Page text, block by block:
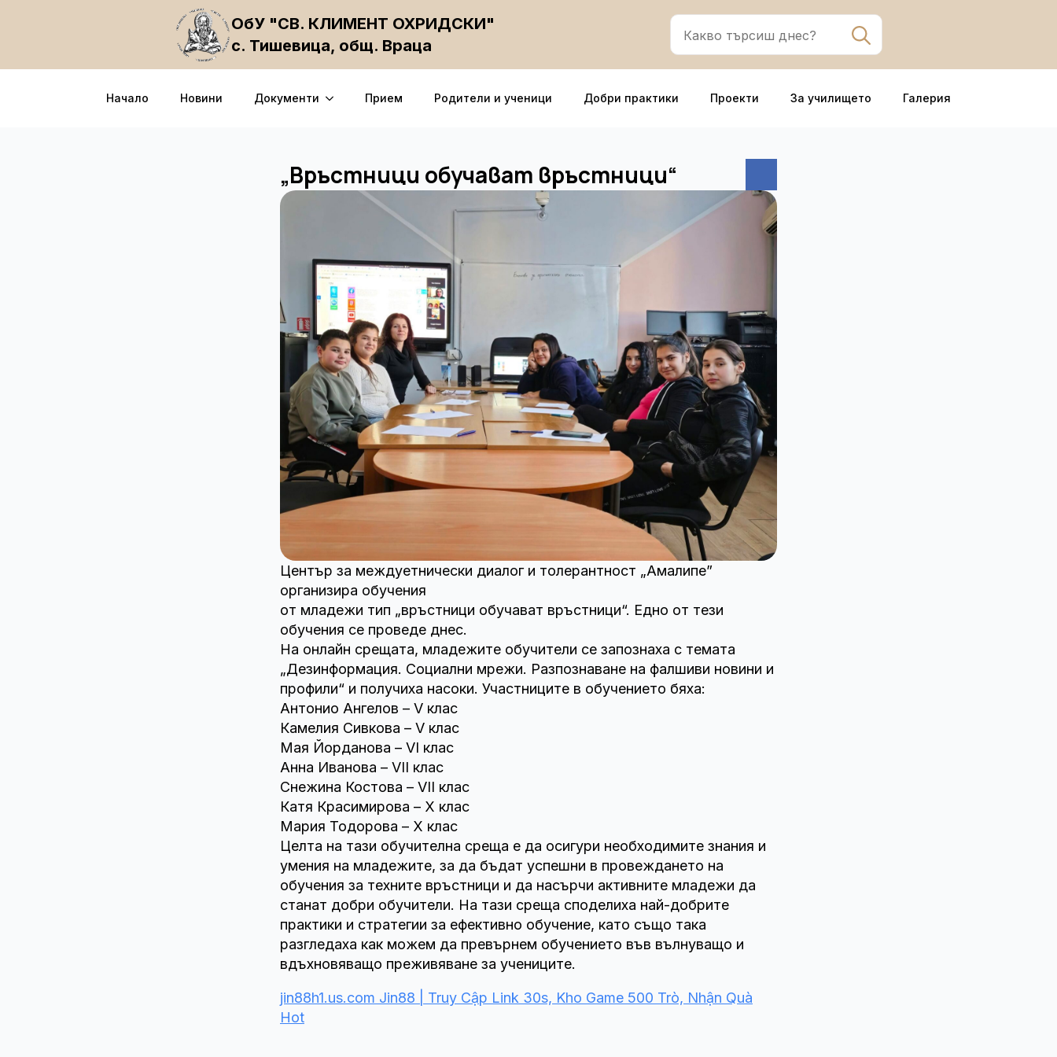
ОбУ "СВ. КЛИМЕНТ ОХРИДСКИ"
с. Тишевица, общ. Враца
Search
Начало Новини Документи Прием Родители и ученици Добри практики Проекти За училището Галерия
„Връстници обучават връстници“
Център за междуетнически диалог и толерантност „Амалипе”
организира обучения
от младежи тип „връстници обучават връстници“. Едно от тези
обучения се проведе днес.
На онлайн срещата, младежите обучители се запознаха с темата
„Дезинформация. Социални мрежи. Разпознаване на фалшиви новини и
профили“ и получиха насоки. Участниците в обучението бяха:
Антонио Ангелов – V клас
Камелия Сивкова – V клас
Мая Йорданова – VI клас
Анна Иванова – VII клас
Снежина Костова – VII клас
Катя Красимирова – X клас
Мария Тодорова – X клас
Целта на тази обучителна среща е да осигури необходимите знания и
умения на младежите, за да бъдат успешни в провеждането на
обучения за техните връстници и да насърчи активните младежи да
станат добри обучители. На тази среща споделиха най-добрите
практики и стратегии за ефективно обучение, като също така
разгледаха как можем да превърнем обучението във вълнуващо и
вдъхновяващо преживяване за учениците.
jin88h1.us.com Jin88 | Truy Cập Link 30s, Kho Game 500 Trò, Nhận Quà
Hot